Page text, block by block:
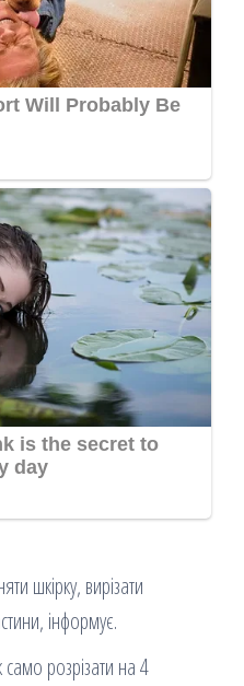
шкірку, вирізати
інформує.
само розрізати на 4